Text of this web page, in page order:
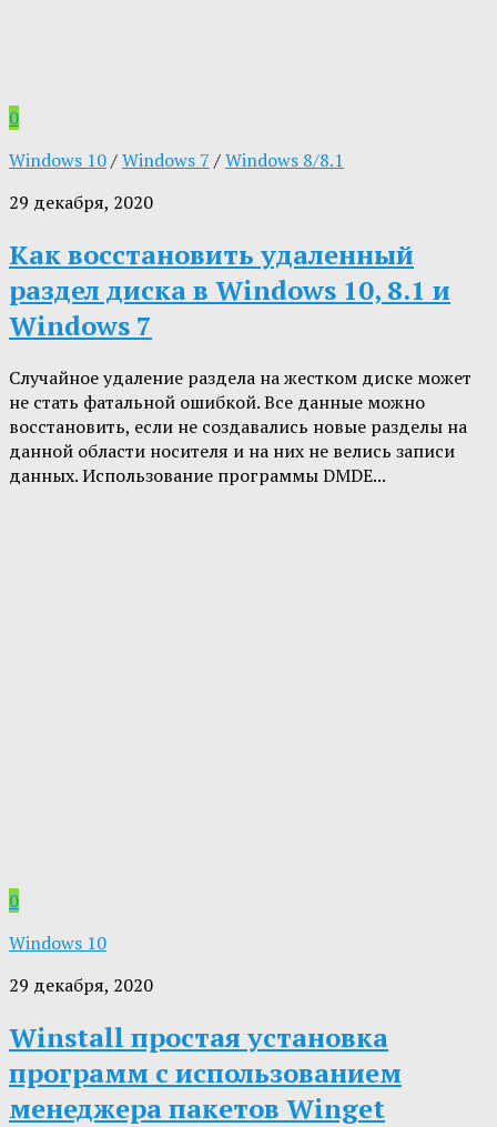
0
Windows 10/Windows 7 /Windows 8/8.1
29 декабря, 2020
Как восстановить удаленный
раздел диска в Windows 10, 8.1 и
Windows 7
Случайное удаление раздела на жестком диске может
не стать фатальной ошибкой. Все данные можно
восстановить, если не создавались новые разделы на
данной области носителя и на них не велись записи
данных. Использование программы DMDE...
0
Windows 10
29 декабря, 2020
Winstall простая установка
программ с использованием
менеджера пакетов Winget